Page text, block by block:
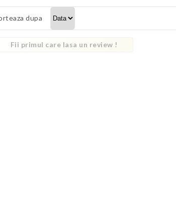
dupa
Fii primul care lasa un review !